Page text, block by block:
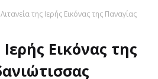
Λιτανεία της Iερής Eικόνας της Παναγίας
Eικόνας της